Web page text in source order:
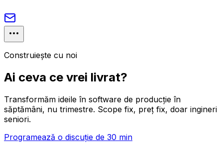
Construiește cu noi
Ai ceva ce vrei livrat?
Transformăm ideile în software de producție în
săptămâni, nu trimestre. Scope fix, preț fix, doar ingineri
seniori.
Programează o discuție de 30 min